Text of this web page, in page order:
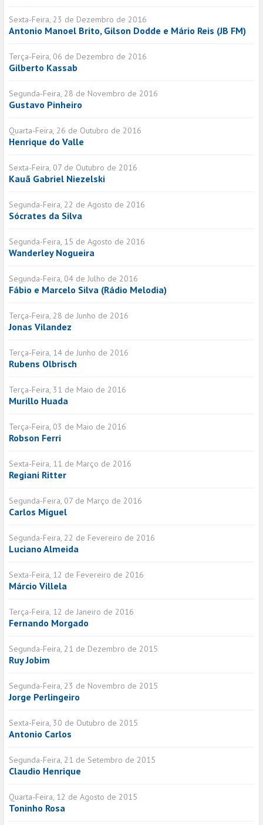
Sexta-Feira, 23 de Dezembro de 2016
Antonio Manoel Brito, Gilson Dodde e Mário Reis (JB FM)
Terça-Feira, 06 de Dezembro de 2016
Gilberto Kassab
Segunda-Feira, 28 de Novembro de 2016
Gustavo Pinheiro
Quarta-Feira, 26 de Outubro de 2016
Henrique do Valle
Sexta-Feira, 07 de Outubro de 2016
Kauã Gabriel Niezelski
Segunda-Feira, 22 de Agosto de 2016
Sócrates da Silva
Segunda-Feira, 15 de Agosto de 2016
Wanderley Nogueira
Segunda-Feira, 04 de Julho de 2016
Fábio e Marcelo Silva (Rádio Melodia)
Terça-Feira, 28 de Junho de 2016
Jonas Vilandez
Terça-Feira, 14 de Junho de 2016
Rubens Olbrisch
Terça-Feira, 31 de Maio de 2016
Murillo Huada
Terça-Feira, 03 de Maio de 2016
Robson Ferri
Sexta-Feira, 11 de Março de 2016
Regiani Ritter
Segunda-Feira, 07 de Março de 2016
Carlos Miguel
Segunda-Feira, 22 de Fevereiro de 2016
Luciano Almeida
Sexta-Feira, 12 de Fevereiro de 2016
Márcio Villela
Terça-Feira, 12 de Janeiro de 2016
Fernando Morgado
Segunda-Feira, 21 de Dezembro de 2015
Ruy Jobim
Segunda-Feira, 23 de Novembro de 2015
Jorge Perlingeiro
Sexta-Feira, 30 de Outubro de 2015
Antonio Carlos
Segunda-Feira, 21 de Setembro de 2015
Claudio Henrique
Quarta-Feira, 12 de Agosto de 2015
Toninho Rosa